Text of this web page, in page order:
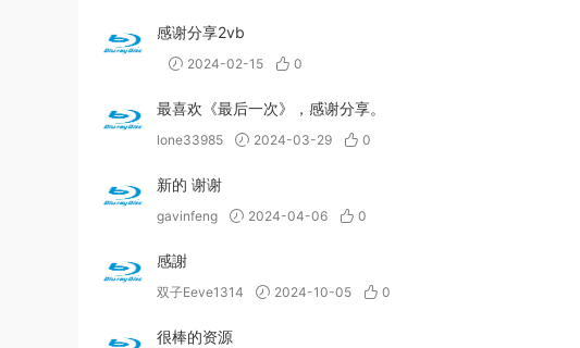
感谢分享2vb
2024-02-15 0
最喜欢《最后一次》，感谢分享。
lone33985 2024-03-29 0
新的 谢谢
gavinfeng 2024-04-06 0
感謝
双子Eeve1314 2024-10-05 0
很棒的资源